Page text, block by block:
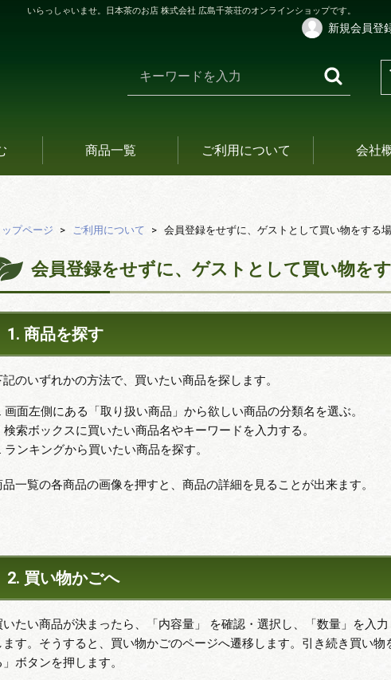
いらっしゃいませ。日本茶のお店 株式会社 広島千茶荘のオンラインショップです。
新規会員登
商品一覧 ご利用について 会社
プページ ご利用について 会員登録をせずに、ゲストとして買い物をする
会員登録をせずに、ゲストとして買い物を
1. 商品を探す
記のいずれかの方法で、買いたい商品を探します。
画面左側にある「取り扱い商品」から欲しい商品の分類名を選ぶ。
検索ボックスに買いたい商品名やキーワードを入力する。
ランキングから買いたい商品を探す。
品一覧の各商品の画像を押すと、商品の詳細を見ることが出来ます。
2. 買い物かごへ
いたい商品が決まったら、「内容量」 を確認・選択し、「数量」を入
ます。そうすると、買い物かごのページへ遷移します。引き続き買い
」ボタンを押します。